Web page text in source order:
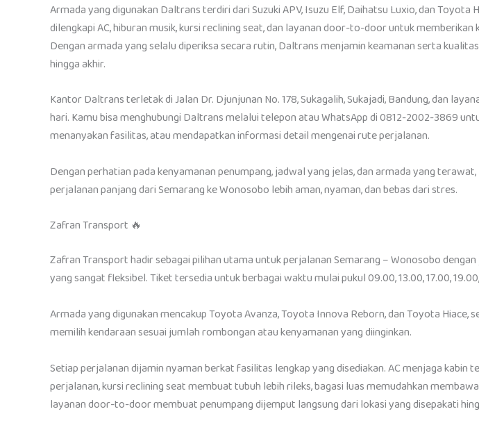
Armada yang digunakan Daltrans terdiri dari Suzuki APV, Isuzu Elf, Daihatsu Luxio, dan Toyota
dilengkapi AC, hiburan musik, kursi reclining seat, dan layanan door-to-door untuk memberikan
Dengan armada yang selalu diperiksa secara rutin, Daltrans menjamin keamanan serta
hingga akhir.
Kantor Daltrans terletak di Jalan Dr. Djunjunan No. 178, Sukagalih, Sukajadi, Bandung, dan
hari. Kamu bisa menghubungi Daltrans melalui telepon atau WhatsApp di 0812-2002-3869
menanyakan fasilitas, atau mendapatkan informasi detail mengenai rute perjalanan.
Dengan perhatian pada kenyamanan penumpang, jadwal yang jelas, dan armada yang
perjalanan panjang dari Semarang ke Wonosobo lebih aman, nyaman, dan bebas dari stres.
Zafran Transport 🔥
Zafran Transport hadir sebagai pilihan utama untuk perjalanan Semarang – Wonosobo
yang sangat fleksibel. Tiket tersedia untuk berbagai waktu mulai pukul 09.00, 13.00, 17.00,
Armada yang digunakan mencakup Toyota Avanza, Toyota Innova Reborn, dan Toyota Hiace,
memilih kendaraan sesuai jumlah rombongan atau kenyamanan yang diinginkan.
Setiap perjalanan dijamin nyaman berkat fasilitas lengkap yang disediakan. AC menjaga kabin
perjalanan, kursi reclining seat membuat tubuh lebih rileks, bagasi luas memudahkan
layanan door-to-door membuat penumpang dijemput langsung dari lokasi yang disepakati